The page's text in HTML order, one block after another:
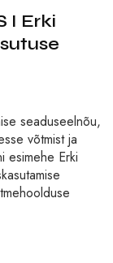
I Erki
seaduseelnõu,
võtmist ja
esimehe Erki